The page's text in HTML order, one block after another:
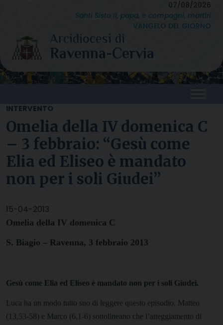
content
07/08/2026
Santi Sisto II, papa, e compagni, martiri
VANGELO DEL GIORNO
INTERVENTO
Omelia della IV domenica C
– 3 febbraio: “Gesù come
Elia ed Eliseo è mandato
non per i soli Giudei”
15-04-2013
Omelia della IV domenica C
S. Biagio – Ravenna, 3 febbraio 2013
Gesù come Elia ed Eliseo è mandato non per i soli Giudei.
Luca ha un modo tutto suo di leggere questo episodio. Matteo
(13,53-58) e Marco (6,1-6) sottolineano che l’atteggiamento di